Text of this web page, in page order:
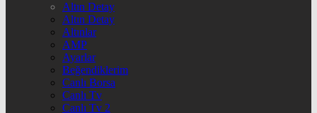
Altın Detay
Altın Detay
Altınlar
AMP
Ayarlar
Beğendiklerim
Canlı Borsa
Canlı Tv
Canlı Tv 2